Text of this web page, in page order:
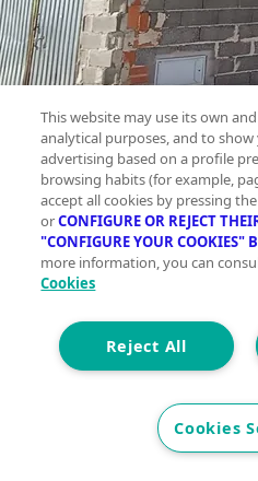
Nave
Industrial
This website may use its own
analytical purposes, and to
advertising based on a profile
browsing habits (for example,
accept all cookies by pressing
orCONFIGURE OR REJECT
"CONFIGURE YOUR COOKIES"
more information, you can
Cookies
Reject All
Cookies